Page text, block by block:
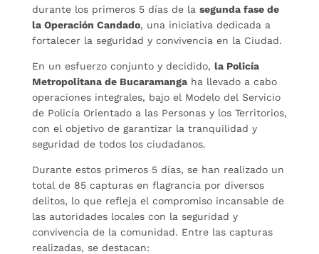
durante los primeros 5 días de la segunda fase de
la Operación Candado, una iniciativa dedicada a
fortalecer la seguridad y convivencia en la Ciudad.
En un esfuerzo conjunto y decidido, la Policía
Metropolitana de Bucaramangaha llevado a cabo
operaciones integrales, bajo el Modelo del Servicio
de Policía Orientado a las Personas y los Territorios,
con el objetivo de garantizar la tranquilidad y
seguridad de todos los ciudadanos.
Durante estos primeros 5 días, se han realizado un
total de 85 capturas en flagrancia por diversos
delitos, lo que refleja el compromiso incansable de
las autoridades locales con la seguridad y
convivencia de la comunidad. Entre las capturas
realizadas, se destacan: